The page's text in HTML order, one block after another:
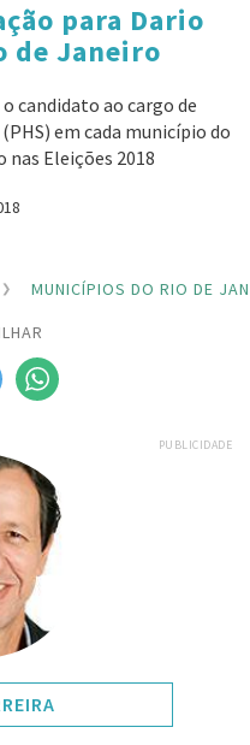
para Dario
de Janeiro
candidato ao cargo de
em cada município do
nas Eleições 2018
MUNICÍPIOS DO RIO DE
PUBLICIDADE